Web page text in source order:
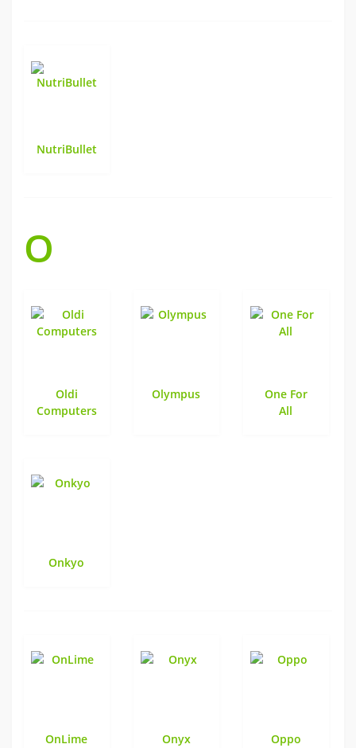
NutriBullet
O
Oldi
Computers
Olympus
One For
All
Onkyo
OnLime Onyx Oppo